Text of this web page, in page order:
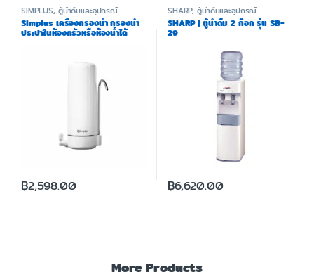
More Products
SIMPLUS, ตู้น้ำดื่มและอุปกรณ์
Simplus เครื่องกรองน้ำ กรองน้ำ
ประปาในห้องครัวหรือห้องน้ำได้
฿2,598.00
SHARP,ตู้น้ำดื่มและอุปกรณ์
SHARP | ตู้น้ำดื่ม 2 ก๊อก รุ่น SB-
29
฿6,620.00